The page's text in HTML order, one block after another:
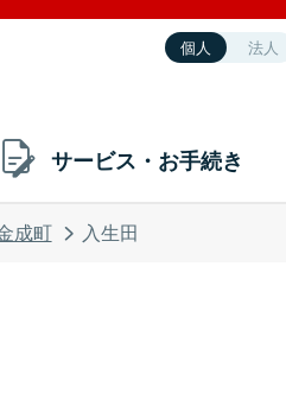
個人 法人
サービス・お手続き
成町 入生田